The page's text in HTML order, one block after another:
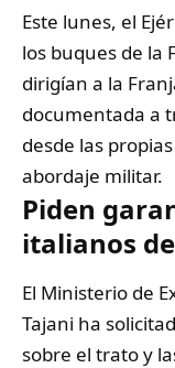
Este lunes, el
los buques de la
dirigían a la
documentada a
desde las
abordaje militar.
Piden
italianos
El Ministerio de
Tajani ha
sobre el trato y